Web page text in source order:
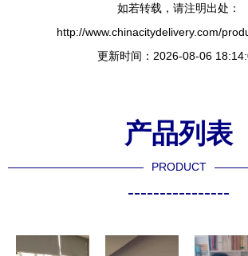
如若转载，请注明出处：
http://www.chinacitydelivery.com/
更新时间：2026-08-06
产品列表
PRODUCT
----------------